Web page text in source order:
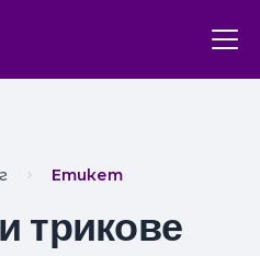
Етикет
трикове